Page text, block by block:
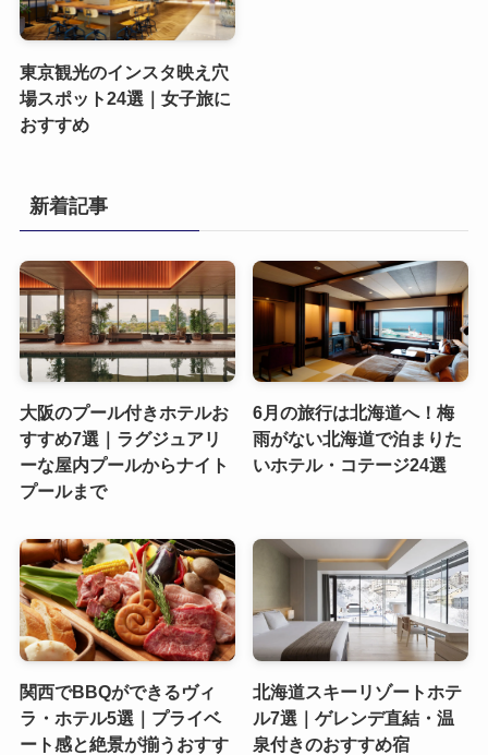
東京観光のインスタ映え穴
場スポット24選｜女子旅に
おすすめ
新着記事
大阪のプール付きホテルお
すすめ7選｜ラグジュアリ
ーな屋内プールからナイト
プールまで
6月の旅行は北海道へ！梅
雨がない北海道で泊まりた
いホテル・コテージ24選
関西でBBQができるヴィ
ラ・ホテル5選｜プライベ
ート感と絶景が揃うおすす
北海道スキーリゾートホテ
ル7選｜ゲレンデ直結・温
泉付きのおすすめ宿